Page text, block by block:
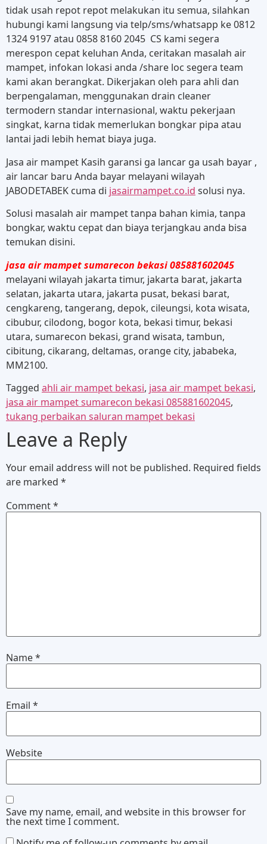
tidak usah repot repot melakukan itu semua, silahkan
hubungi kami langsung via telp/sms/whatsapp ke 0812
1324 9197 atau 0858 8160 2045 CS kami segera
merespon cepat keluhan Anda, ceritakan masalah air
mampet, infokan lokasi anda /share loc segera team
kami akan berangkat. Dikerjakan oleh para ahli dan
berpengalaman, menggunakan drain cleaner
termodern standar internasional, waktu pekerjaan
singkat, karna tidak memerlukan bongkar pipa atau
lantai jadi lebih hemat biaya juga.
Jasa air mampet Kasih garansi ga lancar ga usah bayar ,
air lancar baru Anda bayar melayani wilayah
JABODETABEK cuma di jasairmampet.co.id solusi nya.
Solusi masalah air mampet tanpa bahan kimia, tanpa
bongkar, waktu cepat dan biaya terjangkau anda bisa
temukan disini.
jasa air mampet sumarecon bekasi 085881602045
melayani wilayah jakarta timur, jakarta barat, jakarta
selatan, jakarta utara, jakarta pusat, bekasi barat,
cengkareng, tangerang, depok, cileungsi, kota wisata,
cibubur, cilodong, bogor kota, bekasi timur, bekasi
utara, sumarecon bekasi, grand wisata, tambun,
cibitung, cikarang, deltamas, orange city, jababeka,
MM2100.
Tagged ahli air mampet bekasi, jasa air mampet bekasi,
jasa air mampet sumarecon bekasi 085881602045,
tukang perbaikan saluran mampet bekasi
Leave a Reply
Your email address will not be published. Required fields
are marked *
Comment*
Name*
Email *
Website
Save my name, email, and website in this browser for
the next time I comment.